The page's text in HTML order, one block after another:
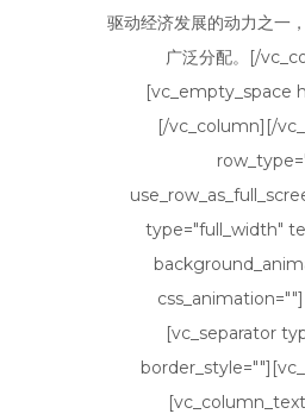
驱动经济发展的动力之一
广泛分配。[/
[vc_empty_space
[/vc_column][/
type="full_width"
[vc_separator